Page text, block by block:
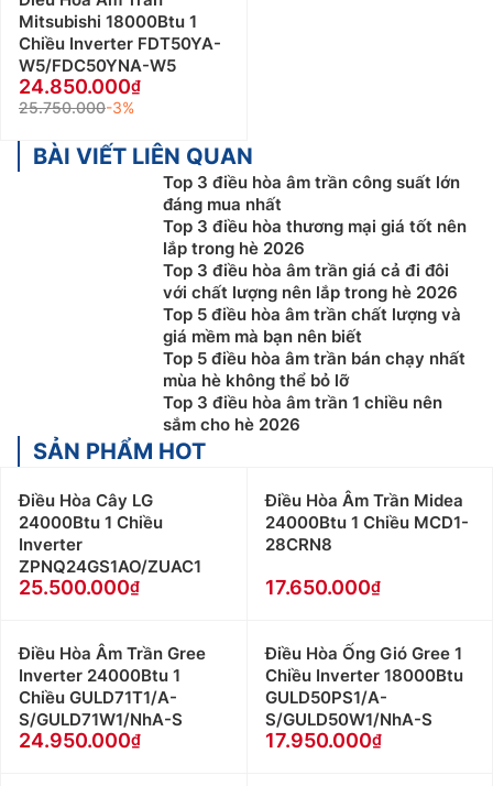
Mitsubishi 18000Btu 1
Chiều Inverter FDT50YA-
W5/FDC50YNA-W5
24.850.000
25.750.000-3%
BÀI VIẾT LIÊN QUAN
Top 3 điều hòa âm trần công suất lớn
đáng mua nhất
Top 3 điều hòa thương mại giá tốt nên
lắp trong hè 2026
Top 3 điều hòa âm trần giá cả đi đôi
với chất lượng nên lắp trong hè 2026
Top 5 điều hòa âm trần chất lượng và
giá mềm mà bạn nên biết
Top 5 điều hòa âm trần bán chạy nhất
mùa hè không thể bỏ lỡ
Top 3 điều hòa âm trần 1 chiều nên
sắm cho hè 2026
SẢN PHẨM HOT
Điều Hòa Cây LG
24000Btu 1 Chiều
Inverter
ZPNQ24GS1AO/ZUAC1
25.500.000
Điều Hòa Âm Trần Midea
24000Btu 1 Chiều MCD1-
28CRN8
17.650.000
Điều Hòa Âm Trần Gree
Inverter 24000Btu 1
Chiều GULD71T1/A-
S/GULD71W1/NhA-S
24.950.000
Điều Hòa Ống Gió Gree 1
Chiều Inverter 18000Btu
GULD50PS1/A-
S/GULD50W1/NhA-S
17.950.000